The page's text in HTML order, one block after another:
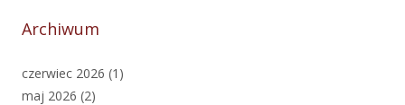
Archiwum
czerwiec 2026 (1)
maj 2026 (2)